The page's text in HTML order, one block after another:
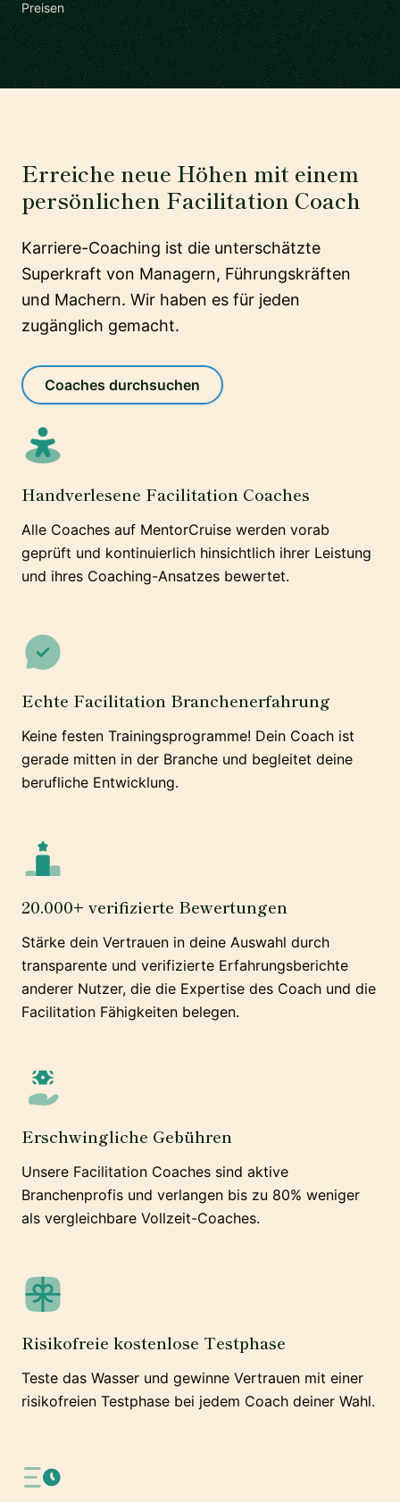
Preisen
Erreiche neue Höhen mit einem
persönlichen Facilitation Coach
Karriere-Coaching ist die unterschätzte
Superkraft von Managern, Führungskräften
und Machern. Wir haben es für jeden
zugänglich gemacht.
Coaches durchsuchen
Handverlesene Facilitation Coaches
Alle Coaches auf MentorCruise werden vorab
geprüft und kontinuierlich hinsichtlich ihrer Leistung
und ihres Coaching-Ansatzes bewertet.
Echte Facilitation Branchenerfahrung
Keine festen Trainingsprogramme! Dein Coach ist
gerade mitten in der Branche und begleitet deine
berufliche Entwicklung.
20.000+ verifizierte Bewertungen
Stärke dein Vertrauen in deine Auswahl durch
transparente und verifizierte Erfahrungsberichte
anderer Nutzer, die die Expertise des Coach und die
Facilitation Fähigkeiten belegen.
Erschwingliche Gebühren
Unsere Facilitation Coaches sind aktive
Branchenprofis und verlangen bis zu 80% weniger
als vergleichbare Vollzeit-Coaches.
Risikofreie kostenlose Testphase
Teste das Wasser und gewinne Vertrauen mit einer
risikofreien Testphase bei jedem Coach deiner Wahl.